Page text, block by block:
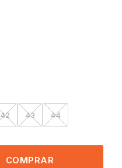
42 43 44
COMPRAR